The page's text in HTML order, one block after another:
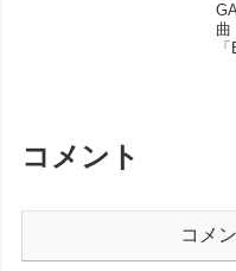
曲
コメント
コメ